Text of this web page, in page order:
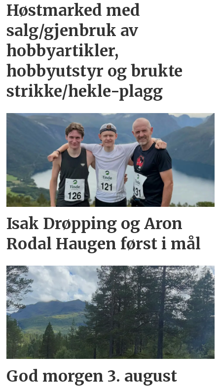
Høstmarked med
salg/gjenbruk av
hobbyartikler,
hobbyutstyr og brukte
strikke/hekle-plagg
Isak Drøpping og Aron
Rodal Haugen først i mål
God morgen 3. august